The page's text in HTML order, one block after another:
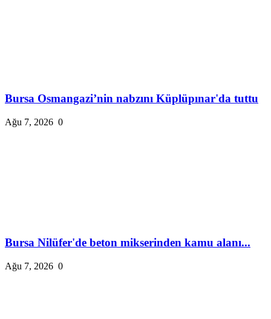
Bursa Osmangazi’nin nabzını Küplüpınar'da tuttu
Ağu 7, 2026 0
Bursa Nilüfer'de beton mikserinden kamu alanı...
Ağu 7, 2026 0